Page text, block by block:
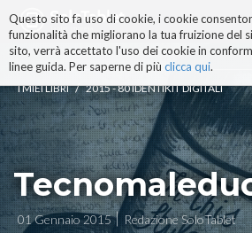
Questo sito fa uso di cookie, i cookie
funzionalità che migliorano la tua fruizione del
sito, verrà accettato l'uso dei cookie in
linee guida. Per saperne di più clicca qui.
ai
contenuti.
|
alla
navigazione
I MIEI LIBRI / 2015 - 80 IDENTIKIT DIGITALI
01 Gennaio 2015 Redazione SoloTablet